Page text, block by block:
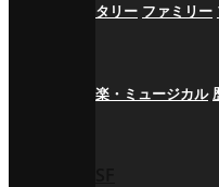
タリー ファミリー
楽・ミュージカル